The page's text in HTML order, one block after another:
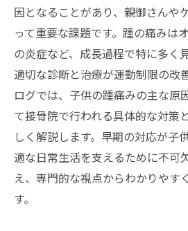
因となることがあり、親御さんや
って重要な課題です。踵の痛みは
の炎症など、成長過程で特に多く
適切な診断と治療が運動制限の改
ログでは、子供の踵痛みの主な原
て接骨院で行われる具体的な対策
しく解説します。早期の対応が子
適な日常生活を支えるために不可
え、専門的な視点からわかりやす
す。